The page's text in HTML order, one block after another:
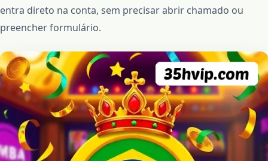
entra direto na conta, sem precisar abrir chamado ou
preencher formulário.